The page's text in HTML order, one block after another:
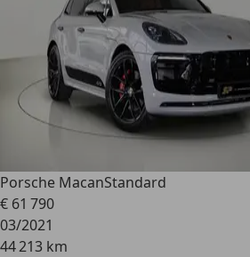
Porsche MacanStandard
€ 61 790
03/2021
44 213 km